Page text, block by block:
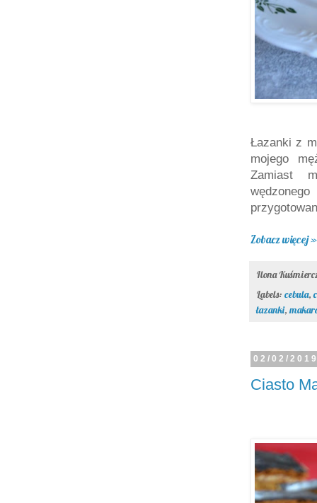
Łazanki z
mojego
Zamiast
Zobacz więcej »
Ilona
Labels: cebula,
łazanki,
02/02/
Ciasto